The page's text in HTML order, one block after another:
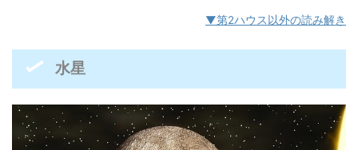
▼第2ハウス以外の読み解き
水星